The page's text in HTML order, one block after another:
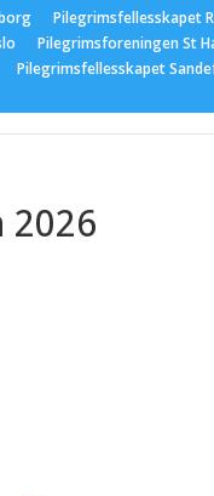
Pilegrimsfellesskapet
Pilegrimsforeningen St
Pilegrimsfellesskapet
Medlemskap
2026